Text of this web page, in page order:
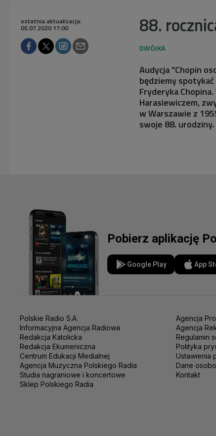
88.
ostatnia aktualizacja:
05.07.2020 17:00
Audycja "Chopin
będziemy
Fryderyka
Harasiewiczem,
w Warszawie z
swoje 88. urodziny.
Pobierz aplikację
Google Play App
Polskie Radio S.A.
Informacyjna Agencja Radiowa
Redakcja Katolicka
Redakcja Ekumeniczna
Centrum Edukacji Medialnej
Agencja Muzyczna Polskiego Radia
Studia nagraniowe i koncertowe
Sklep Polskiego Radia
Agencja
Agencja
Regulamin
Polityka
Ustawienia
Dane
Kontakt